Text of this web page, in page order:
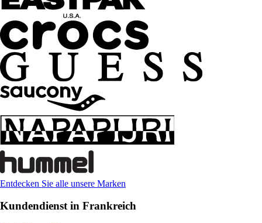
Entdecken Sie alle unsere Marken
Kundendienst in Frankreich